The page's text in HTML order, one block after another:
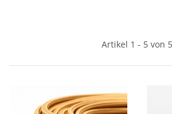
Artikel 1 - 5 von 5